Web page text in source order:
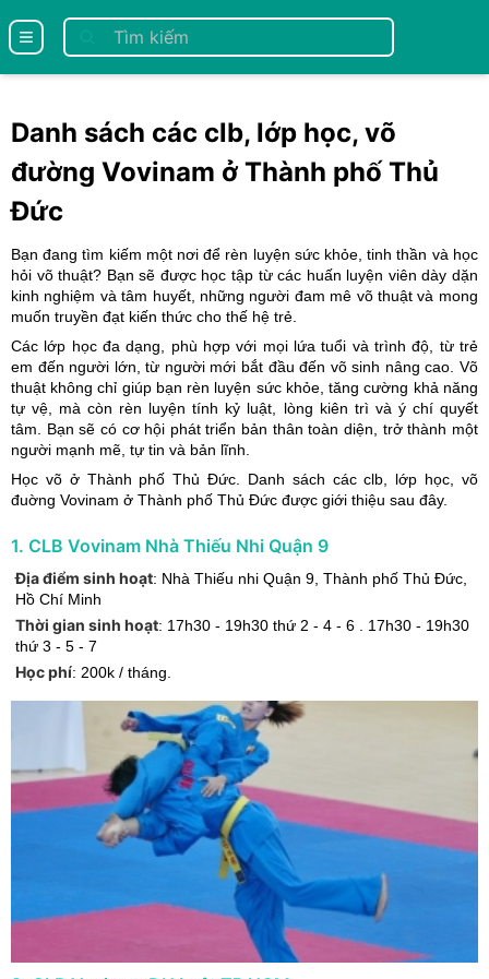
menu
Danh sách các clb, lớp học, võ
đường Vovinam ở Thành phố Thủ
Đức
Bạn đang tìm kiếm một nơi để rèn luyện sức khỏe, tinh thần và học
hỏi võ thuật? Bạn sẽ được học tập từ các huấn luyện viên dày dặn
kinh nghiệm và tâm huyết, những người đam mê võ thuật và mong
muốn truyền đạt kiến thức cho thế hệ trẻ.
Các lớp học đa dạng, phù hợp với mọi lứa tuổi và trình độ, từ trẻ
em đến người lớn, từ người mới bắt đầu đến võ sinh nâng cao. Võ
thuật không chỉ giúp bạn rèn luyện sức khỏe, tăng cường khả năng
tự vệ, mà còn rèn luyện tính kỷ luật, lòng kiên trì và ý chí quyết
tâm. Bạn sẽ có cơ hội phát triển bản thân toàn diện, trở thành một
người mạnh mẽ, tự tin và bản lĩnh.
Học võ ở Thành phố Thủ Đức. Danh sách các clb, lớp học, võ
đuờng Vovinam ở Thành phố Thủ Đức được giới thiệu sau đây.
1. CLB Vovinam Nhà Thiếu Nhi Quận 9
Địa điểm sinh hoạt: Nhà Thiếu nhi Quận 9 Thành phố Thủ Đức
Hồ Chí Minh
Thời gian sinh hoạt: 17h30 - 19h30 thứ 2 - 4 - 6 . 17h30 - 19h30
thứ 3 - 5 - 7
Học phí: 200k / tháng.